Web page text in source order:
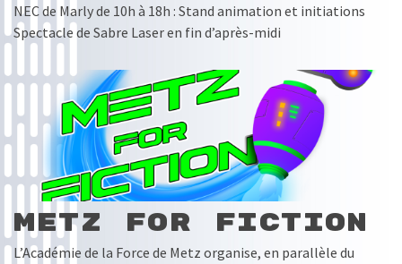
NEC de Marly de 10h à 18h : Stand animation et initiations
Spectacle de Sabre Laser en fin d’après-midi
Metz for Fiction
L’Académie de la Force de Metz organise, en parallèle du